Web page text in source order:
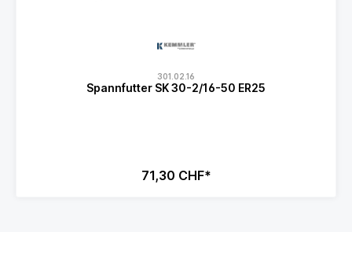
301.02.16
Spannfutter SK 30-2/16-50 ER25
71,30 CHF*